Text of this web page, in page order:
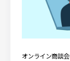
事例／来場
活用シーン
よくあるご
会社概要
オンライン商談